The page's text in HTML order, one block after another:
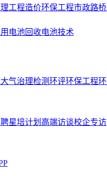
工程造价环保工程市政路
电池回收电池技术
大气治理检测环评环保工程
星培计划 高端访谈校企专访